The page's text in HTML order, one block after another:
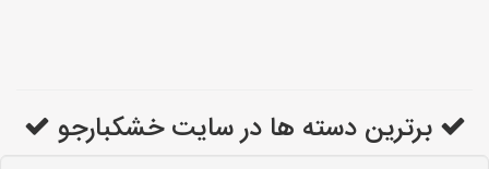
برترین دسته ها در سایت خشکبارجو